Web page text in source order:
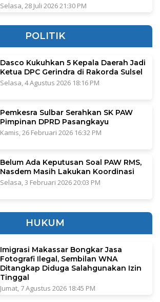
Selasa, 28 Juli 2026 21:30 PM
POLITIK
Dasco Kukuhkan 5 Kepala Daerah Jadi
Ketua DPC Gerindra di Rakorda Sulsel
Selasa, 4 Agustus 2026 18:16 PM
Pemkesra Sulbar Serahkan SK PAW
Pimpinan DPRD Pasangkayu
Kamis, 26 Februari 2026 16:32 PM
Belum Ada Keputusan Soal PAW RMS,
Nasdem Masih Lakukan Koordinasi
Selasa, 3 Februari 2026 20:03 PM
HUKUM
Imigrasi Makassar Bongkar Jasa
Fotografi Ilegal, Sembilan WNA
Ditangkap Diduga Salahgunakan Izin
Tinggal
Jumat, 7 Agustus 2026 18:45 PM